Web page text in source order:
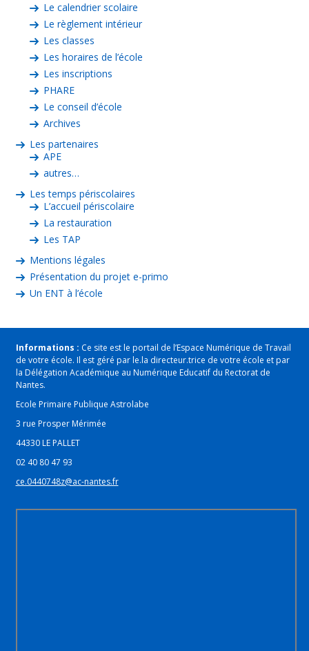
Le calendrier scolaire
Le règlement intérieur
Les classes
Les horaires de l’école
Les inscriptions
PHARE
Le conseil d’école
Archives
Les partenaires
APE
autres…
Les temps périscolaires
L’accueil périscolaire
La restauration
Les TAP
Mentions légales
Présentation du projet e-primo
Un ENT à l’école
Informations : Ce site est le portail de l’Espace Numérique de Travail
de votre école. Il est géré par le.la directeur.trice de votre école et par
la Délégation Académique au Numérique Educatif du Rectorat de
Nantes.
Ecole Primaire Publique Astrolabe
3 rue Prosper Mérimée
44330 LE PALLET
02 40 80 47 93
ce.0440748z@ac-nantes.fr